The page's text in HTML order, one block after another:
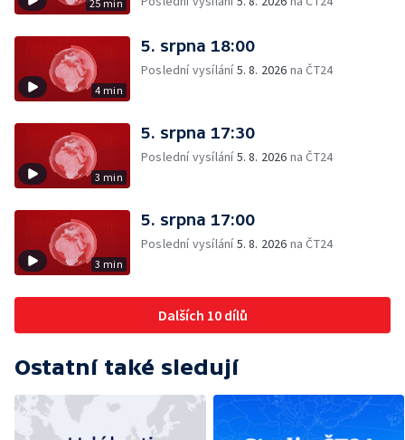
25 min
4 min
5. srpna 18:00
Poslední vysílání5. 8. 2026 na ČT24
3 min
5. srpna 17:30
Poslední vysílání5. 8. 2026 na ČT24
3 min
5. srpna 17:00
Poslední vysílání5. 8. 2026 na ČT24
Dalších 10 dílů
Ostatní také sledují